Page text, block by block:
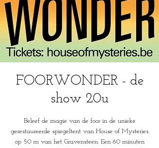
FOORWONDER - de
show 20u
Beleef de magie van de foor in de unieke
gerestaureerde spiegeltent van House of Mysteries
op 50 m van het Gravensteen. Een 60 minuten